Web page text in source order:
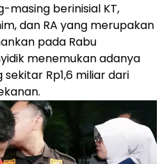
masing berinisial KT,
dan RA yang merupakan
pada Rabu
menemukan adanya
Rp1,6 miliar dari